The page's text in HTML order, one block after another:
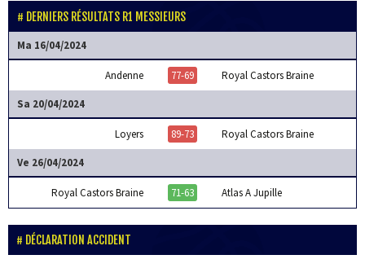
DERNIERS RÉSULTATS R1 MESSIEURS
Ma 16/04/2024
Andenne 77-69 Royal Castors Braine
Sa 20/04/2024
Loyers 89-73 Royal Castors Braine
Ve 26/04/2024
Royal Castors Braine 71-63 Atlas A Jupille
DÉCLARATION ACCIDENT